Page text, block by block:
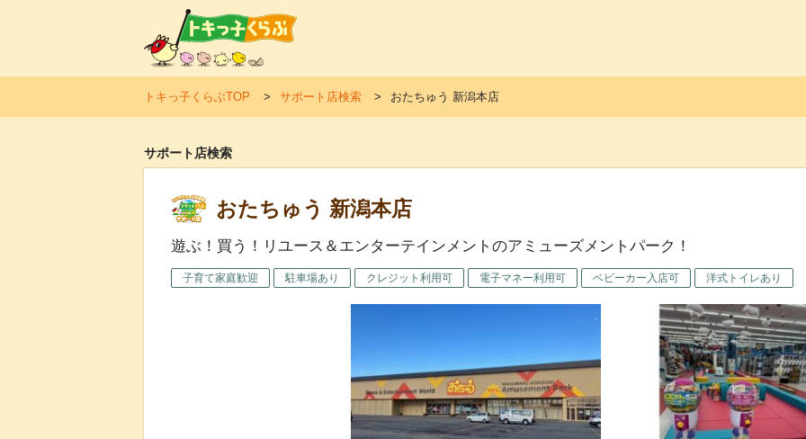
トキっ子くらぶTOP サポート店検索 おたちゅう 新潟本店
サポート店検索
おたちゅう 新潟本店
遊ぶ！買う！リユース＆エンターテインメントのアミューズメントパーク！
子育て家庭歓迎 駐車場あり クレジット利用可 電子マネー利用可 ベビーカー入店可 洋式トイレあり